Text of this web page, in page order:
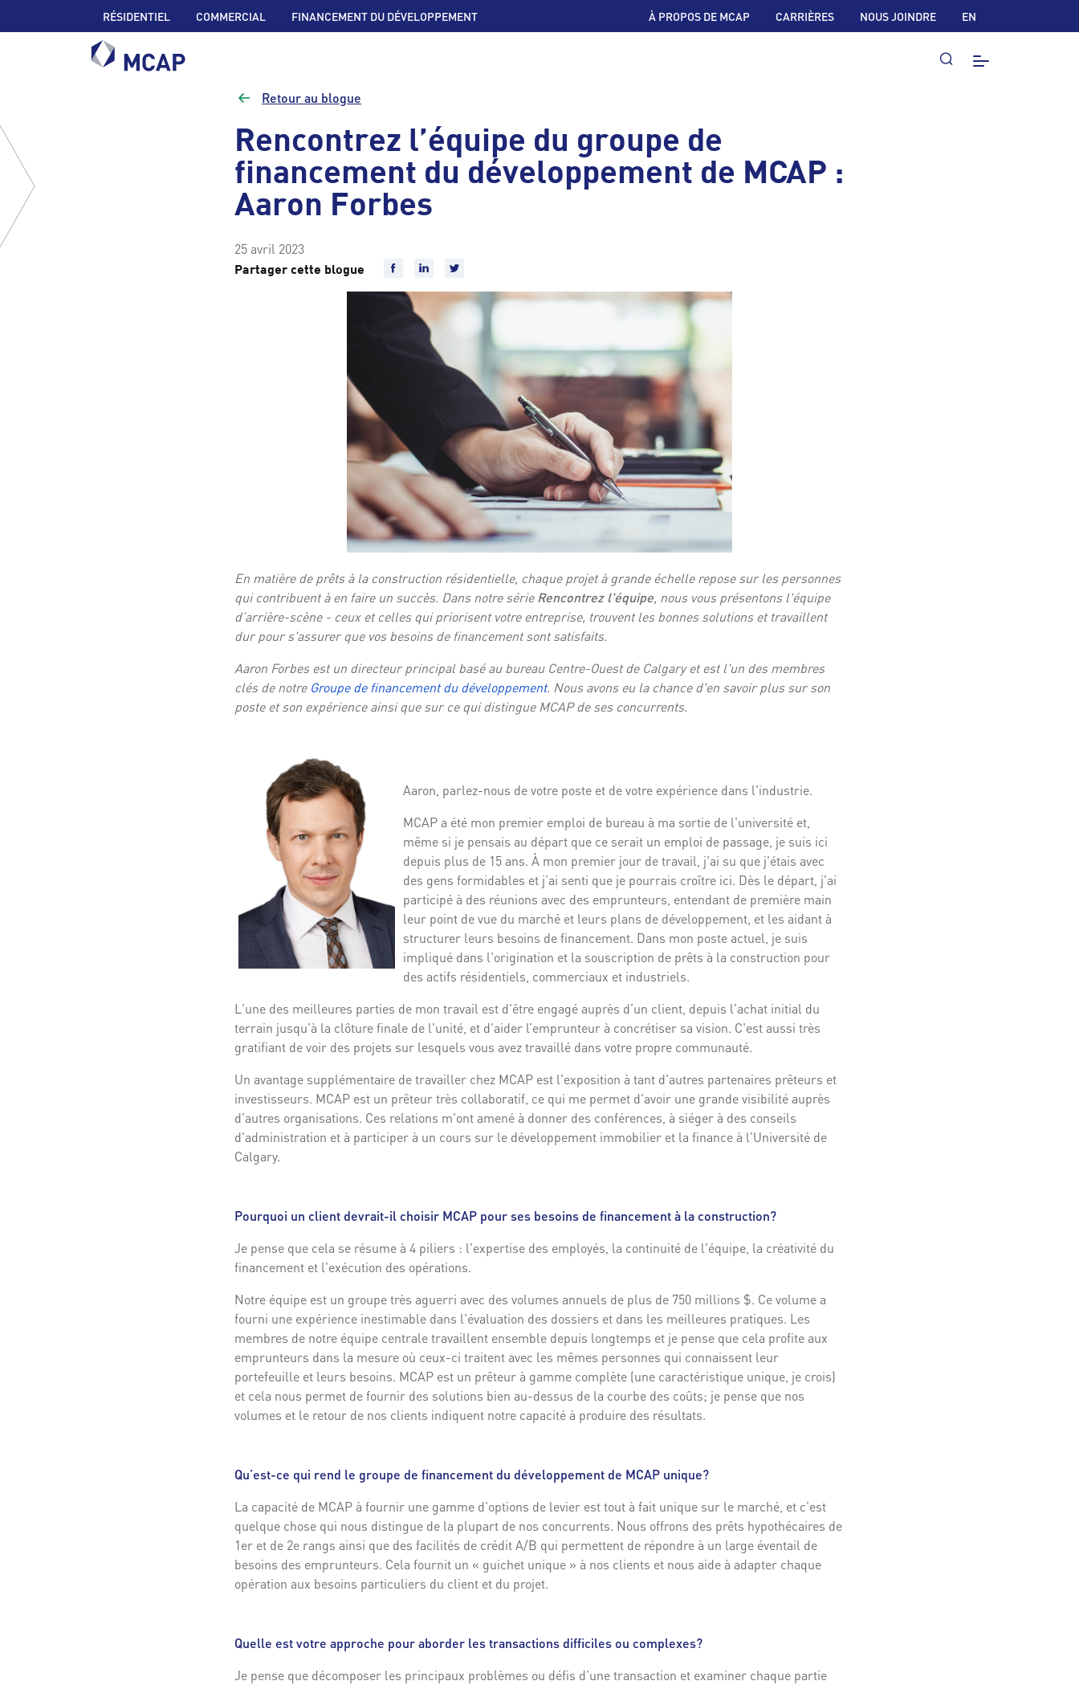
RÉSIDENTIEL COMMERCIAL FINANCEMENT DU DÉVELOPPEMENT À PROPOS DE MCAP CARRIÈRES NOUS JOINDRE EN
Retour au blogue
Rencontrez l’équipe du groupe de
financement du développement de MCAP :
Aaron Forbes
25 avril 2023
Partager cette blogue
En matière de prêts à la construction résidentielle, chaque projet à grande échelle repose sur les personnes
qui contribuent à en faire un succès. Dans notre série Rencontrez l'équipe, nous vous présentons l'équipe
d’arrière-scène - ceux et celles qui priorisent votre entreprise, trouvent les bonnes solutions et travaillent
dur pour s'assurer que vos besoins de financement sont satisfaits.
Aaron Forbes est un directeur principal basé au bureau Centre-Ouest de Calgary et est l'un des membres
clés de notre Groupe de financement du développement. Nous avons eu la chance d'en savoir plus sur son
poste et son expérience ainsi que sur ce qui distingue MCAP de ses concurrents.
Aaron, parlez-nous de votre poste et de votre expérience dans l'industrie.
MCAP a été mon premier emploi de bureau à ma sortie de l'université et,
même si je pensais au départ que ce serait un emploi de passage, je suis ici
depuis plus de 15 ans. À mon premier jour de travail, j'ai su que j'étais avec
des gens formidables et j’ai senti que je pourrais croître ici. Dès le départ, j'ai
participé à des réunions avec des emprunteurs, entendant de première main
leur point de vue du marché et leurs plans de développement, et les aidant à
structurer leurs besoins de financement. Dans mon poste actuel, je suis
impliqué dans l'origination et la souscription de prêts à la construction pour
des actifs résidentiels, commerciaux et industriels.
L'une des meilleures parties de mon travail est d'être engagé auprès d’un client, depuis l'achat initial du
terrain jusqu'à la clôture finale de l'unité, et d'aider l’emprunteur à concrétiser sa vision. C'est aussi très
gratifiant de voir des projets sur lesquels vous avez travaillé dans votre propre communauté.
Un avantage supplémentaire de travailler chez MCAP est l'exposition à tant d'autres partenaires prêteurs et
investisseurs. MCAP est un prêteur très collaboratif, ce qui me permet d'avoir une grande visibilité auprès
d'autres organisations. Ces relations m'ont amené à donner des conférences, à siéger à des conseils
d'administration et à participer à un cours sur le développement immobilier et la finance à l'Université de
Calgary.
Pourquoi un client devrait-il choisir MCAP pour ses besoins de financement à la construction?
Je pense que cela se résume à 4 piliers : l'expertise des employés, la continuité de l'équipe, la créativité du
financement et l'exécution des opérations.
Notre équipe est un groupe très aguerri avec des volumes annuels de plus de 750 millions $. Ce volume a
fourni une expérience inestimable dans l'évaluation des dossiers et dans les meilleures pratiques. Les
membres de notre équipe centrale travaillent ensemble depuis longtemps et je pense que cela profite aux
emprunteurs dans la mesure où ceux-ci traitent avec les mêmes personnes qui connaissent leur
portefeuille et leurs besoins. MCAP est un prêteur à gamme complète (une caractéristique unique, je crois)
et cela nous permet de fournir des solutions bien au-dessus de la courbe des coûts; je pense que nos
volumes et le retour de nos clients indiquent notre capacité à produire des résultats.
Qu’est-ce qui rend le groupe de financement du développement de MCAP unique?
La capacité de MCAP à fournir une gamme d'options de levier est tout à fait unique sur le marché, et c’est
quelque chose qui nous distingue de la plupart de nos concurrents. Nous offrons des prêts hypothécaires de
1er et de 2e rangs ainsi que des facilités de crédit A/B qui permettent de répondre à un large éventail de
besoins des emprunteurs. Cela fournit un « guichet unique » à nos clients et nous aide à adapter chaque
opération aux besoins particuliers du client et du projet.
Quelle est votre approche pour aborder les transactions difficiles ou complexes?
Je pense que décomposer les principaux problèmes ou défis d'une transaction et examiner chaque partie